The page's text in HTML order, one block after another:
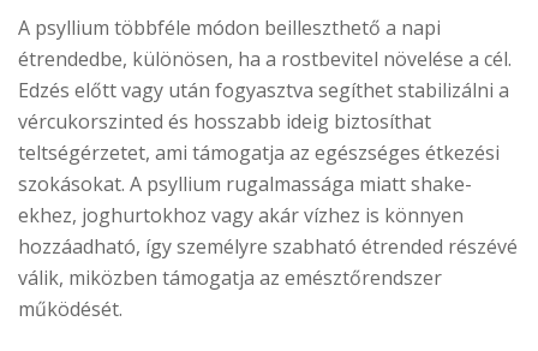
A psyllium többféle módon beilleszthető a napi
étrendedbe, különösen, ha a rostbevitel növelése a cél.
Edzés előtt vagy után fogyasztva segíthet stabilizálni a
vércukorszinted és hosszabb ideig biztosíthat
teltségérzetet, ami támogatja az egészséges étkezési
szokásokat. A psyllium rugalmassága miatt shake-
ekhez, joghurtokhoz vagy akár vízhez is könnyen
hozzáadható, így személyre szabható étrended részévé
válik, miközben támogatja az emésztőrendszer
működését.